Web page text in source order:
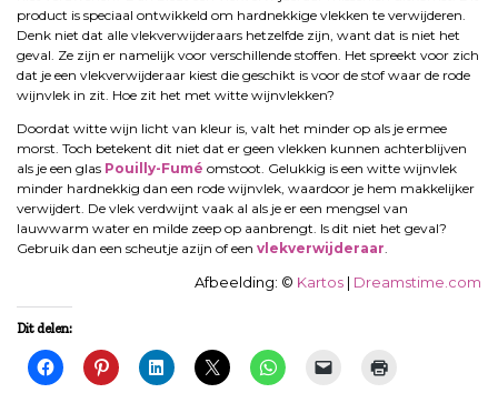
product is speciaal ontwikkeld om hardnekkige vlekken te verwijderen.
Denk niet dat alle vlekverwijderaars hetzelfde zijn, want dat is niet het
geval. Ze zijn er namelijk voor verschillende stoffen. Het spreekt voor zich
dat je een vlekverwijderaar kiest die geschikt is voor de stof waar de rode
wijnvlek in zit. Hoe zit het met witte wijnvlekken?
Doordat witte wijn licht van kleur is, valt het minder op als je ermee
morst. Toch betekent dit niet dat er geen vlekken kunnen achterblijven
als je een glas Pouilly-Fumé omstoot. Gelukkig is een witte wijnvlek
minder hardnekkig dan een rode wijnvlek, waardoor je hem makkelijker
verwijdert. De vlek verdwijnt vaak al als je er een mengsel van
lauwwarm water en milde zeep op aanbrengt. Is dit niet het geval?
Gebruik dan een scheutje azijn of een vlekverwijderaar.
Afbeelding: © Kartos | Dreamstime.com
Dit delen: